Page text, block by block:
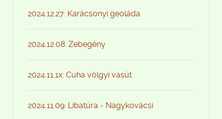
2024.12.27: Karácsonyi geoláda
2024.12.08: Zebegény
2024.11.1x: Cuha völgyi vasút
2024.11.09: Libatúra - Nagykovácsi